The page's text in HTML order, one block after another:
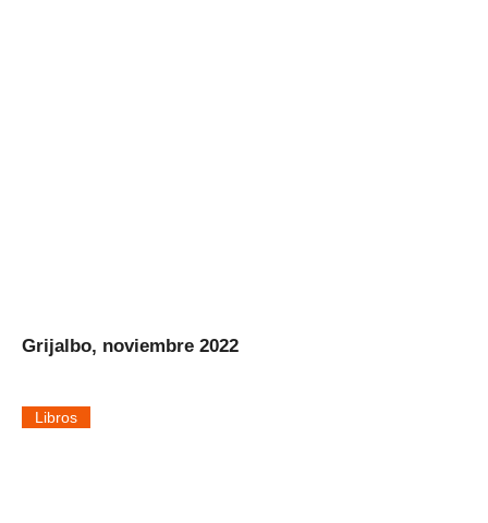
Grijalbo, noviembre 2022
Libros